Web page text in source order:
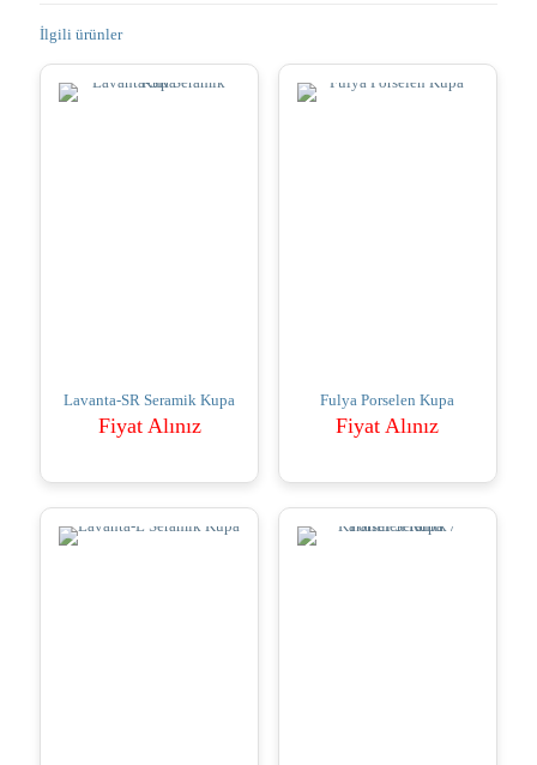
İlgili ürünler
Lavanta-SR Seramik Kupa
Fiyat Alınız
Fulya Porselen Kupa
Fiyat Alınız